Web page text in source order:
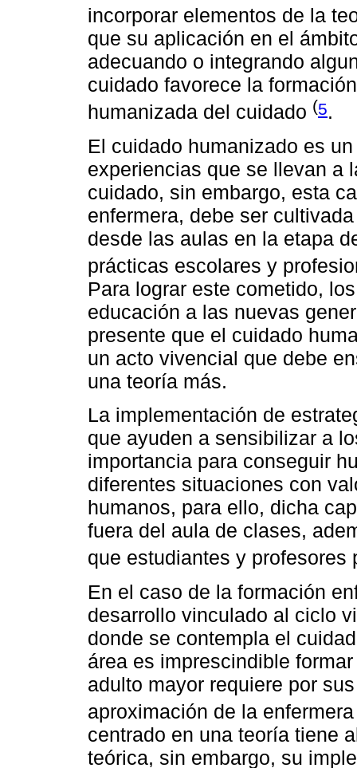
incorporar elementos de la
que su aplicación en el
adecuando o integrando
cuidado favorece la
humanizada del cuidado (5.
El cuidado humanizado es
experiencias que se llevan a
cuidado, sin embargo, esta
enfermera, debe ser
desde las aulas en la etapa
prácticas escolares y
Para lograr este cometido,
educación a las nuevas
presente que el cuidado
un acto vivencial que debe
una teoría más.
La implementación de
que ayuden a sensibilizar a
importancia para conseguir
diferentes situaciones con
humanos, para ello, dicha
fuera del aula de clases,
que estudiantes y
En el caso de la formación
desarrollo vinculado al ciclo
donde se contempla el
área es imprescindible
adulto mayor requiere por
aproximación de la
centrado en una teoría tiene
teórica, sin embargo, su